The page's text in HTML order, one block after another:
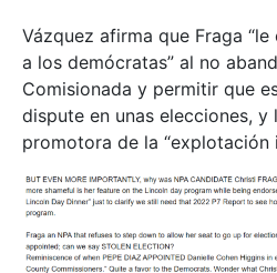
Vázquez afirma que Fraga
a los demócratas” al no
Comisionada y permitir que
dispute en unas elecciones, y
promotora de la “explotación